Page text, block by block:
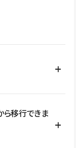
用サイト、ブロ
サイト、ポートフ
移行できま